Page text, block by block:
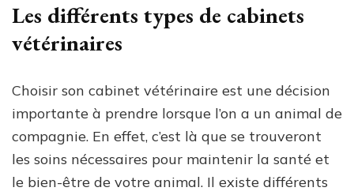
Les différents types de cabinets
vétérinaires
Choisir son cabinet vétérinaire est une décision
importante à prendre lorsque l’on a un animal de
compagnie. En effet, c’est là que se trouveront
les soins nécessaires pour maintenir la santé et
le bien-être de votre animal. Il existe différents